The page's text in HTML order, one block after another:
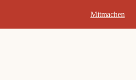
Mitmachen